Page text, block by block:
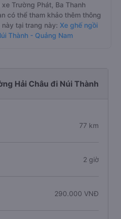
Trường Phát, Ba Thanh
có thể tham khảo thêm thông
tại trang này: Xe ghế ngồi
Thành - Quảng Nam
Hải Châu đi Núi Thành
77 km
2 giờ
290.000 VNĐ